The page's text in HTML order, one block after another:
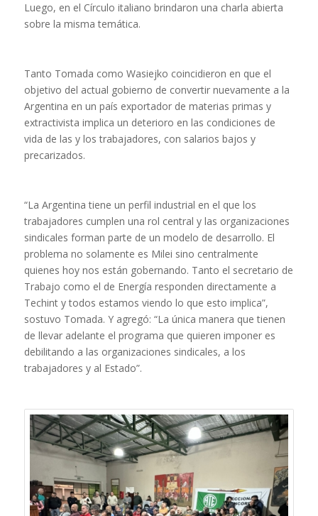
Luego, en el Círculo italiano brindaron una charla abierta
sobre la misma temática.
Tanto Tomada como Wasiejko coincidieron en que el
objetivo del actual gobierno de convertir nuevamente a la
Argentina en un país exportador de materias primas y
extractivista implica un deterioro en las condiciones de
vida de las y los trabajadores, con salarios bajos y
precarizados.
“La Argentina tiene un perfil industrial en el que los
trabajadores cumplen una rol central y las organizaciones
sindicales forman parte de un modelo de desarrollo. El
problema no solamente es Milei sino centralmente
quienes hoy nos están gobernando. Tanto el secretario de
Trabajo como el de Energía responden directamente a
Techint y todos estamos viendo lo que esto implica”,
sostuvo Tomada. Y agregó: “La única manera que tienen
de llevar adelante el programa que quieren imponer es
debilitando a las organizaciones sindicales, a los
trabajadores y al Estado”.